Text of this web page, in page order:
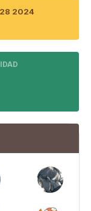
2024